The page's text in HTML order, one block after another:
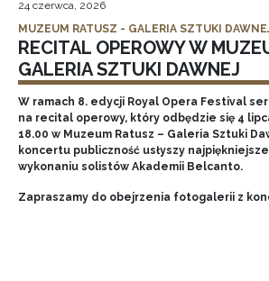
24 czerwca, 2026
MUZEUM RATUSZ - GALERIA SZTUKI
RECITAL OPEROWY W
GALERIA SZTUKI DAWNEJ
W ramach 8. edycji Royal Opera Festival
na recital operowy, który odbędzie się 4
18.00 w Muzeum Ratusz – Galeria Sztuki
koncertu publiczność usłyszy
wykonaniu solistów Akademii Belcanto.
Zapraszamy do obejrzenia fotogalerii z